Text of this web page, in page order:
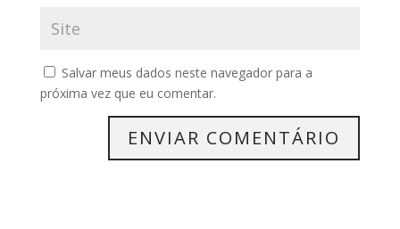
Salvar meus dados neste navegador para a
próxima vez que eu comentar.